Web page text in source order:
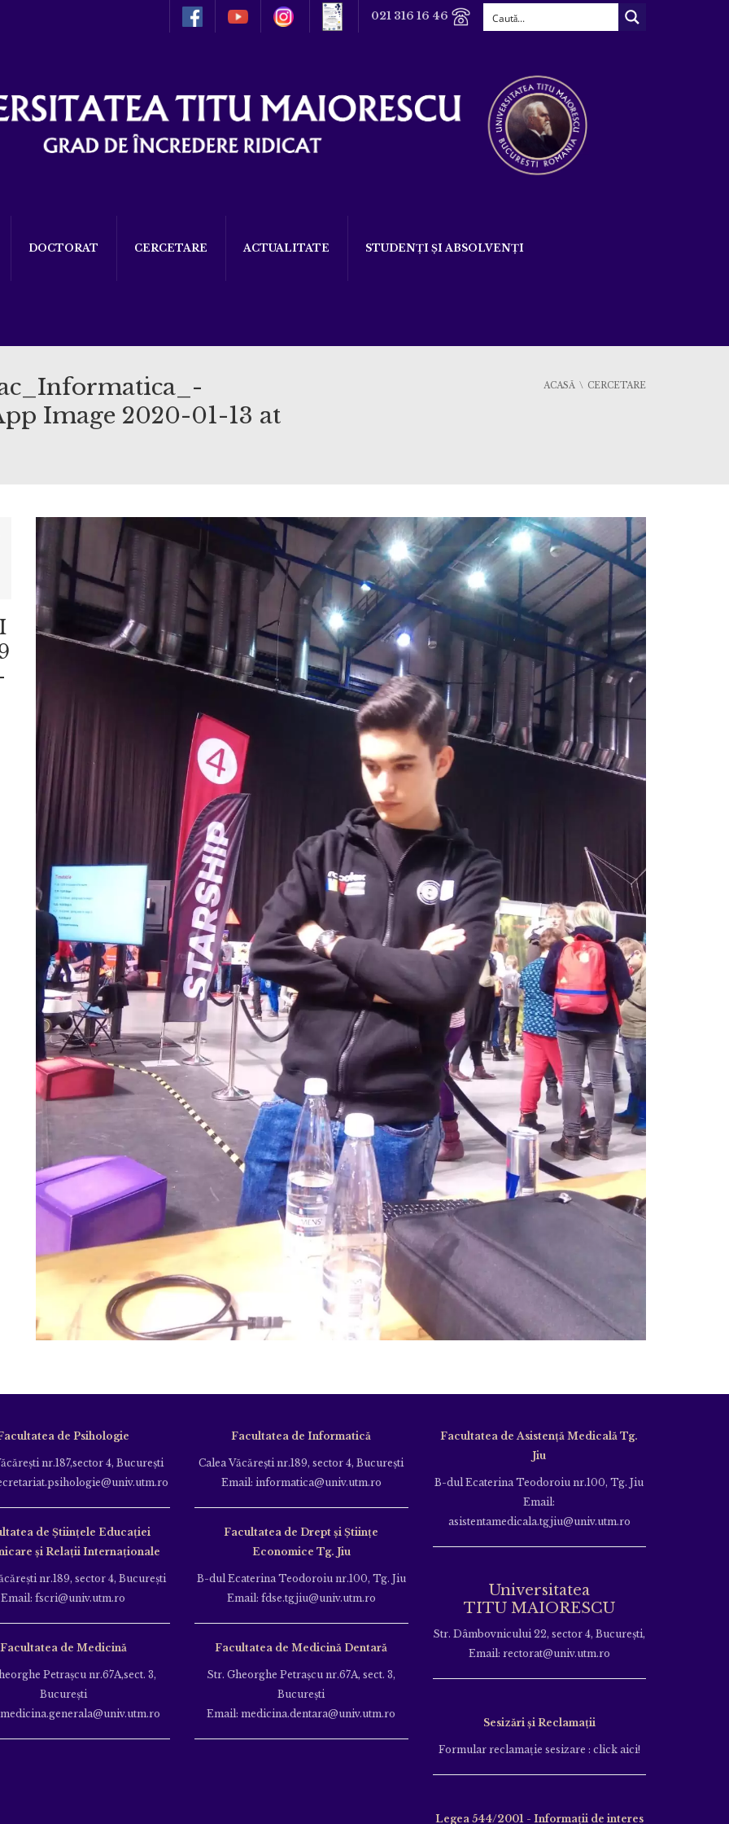
021 316 16 46
DOCTORAT CERCETARE ACTUALITATE STUDENȚI ȘI ABSOLVENȚI
Image 2020-01-13 at
ACASĂ CERCETARE
de Psihologie
nr.187,sector 4, Bucureşti
de Ştiinţele Educației
și Relații Internaționale
nr.189, sector 4, Bucureşti
Email: fscri@univ.utm.ro
Facultatea de Medicină
Petraşcu nr.67A,sect. 3,
Bucureşti
Facultatea de Informatică
Calea Văcăreşti nr.189, sector 4, Bucureşti
Email: informatica@univ.utm.ro
Facultatea de Drept și Științe
Economice Tg. Jiu
B-dul Ecaterina Teodoroiu nr.100, Tg. Jiu
Email: fdse.tgjiu@univ.utm.ro
Facultatea de Medicină Dentară
Str. Gheorghe Petraşcu nr.67A, sect. 3,
Bucureşti
Email: medicina.dentara@univ.utm.ro
Facultatea de Asistență Medicală Tg.
Jiu
B-dul Ecaterina Teodoroiu nr.100, Tg. Jiu
Email:
asistentamedicala.tgjiu@univ.utm.ro
Universitatea
TITU MAIORESCU
Str. Dâmbovnicului 22, sector 4, București,
Email: rectorat@univ.utm.ro
Sesizări și Reclamații
Formular reclamație sesizare : click aici!
Legea 544/2001 - Informații de interes